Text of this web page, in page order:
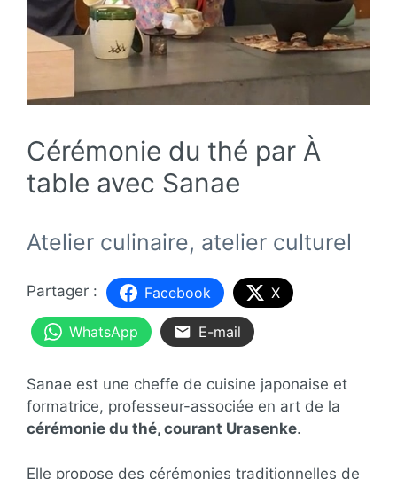
Cérémonie du thé par À
table avec Sanae
Atelier culinaire, atelier culturel
Facebook X
WhatsApp E-mail
Sanae est une cheffe de cuisine japonaise et
formatrice, professeur-associée en art de la
cérémonie du thé, courant Urasenke.
Elle propose des cérémonies traditionnelles de